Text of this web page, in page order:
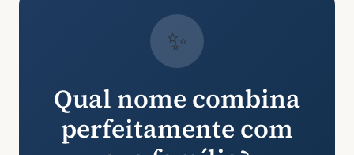
✨
Qual nome combina
perfeitamente com